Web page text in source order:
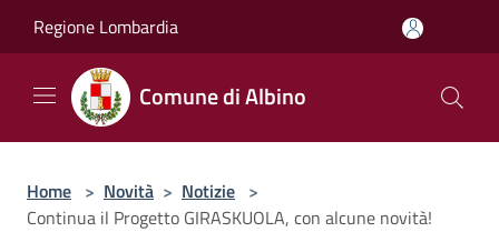
Regione Lombardia
Comune di Albino
Home > Novità > Notizie >
Continua il Progetto GIRASKUOLA, con alcune novità!